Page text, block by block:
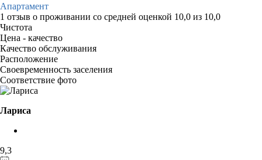
Апартамент
1 отзыв о проживании со средней оценкой 10,0 из 10,0
Чистота
Цена - качество
Качество обслуживания
Расположение
Своевременность заселения
Соответствие фото
Лариса
9,3